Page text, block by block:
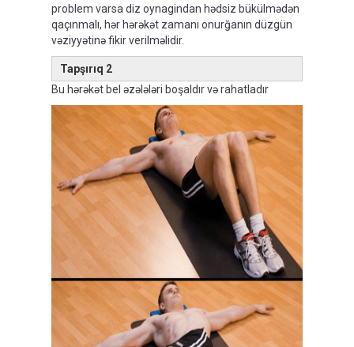
problem varsa diz oynagindan hədsiz bükülmədən
qaçınmalı, hər hərəkət zamanı onurğanın düzgün
vəziyyətinə fikir verilməlidir.
Tapşırıq 2
Bu hərəkət bel əzələləri boşaldır və rahatladır